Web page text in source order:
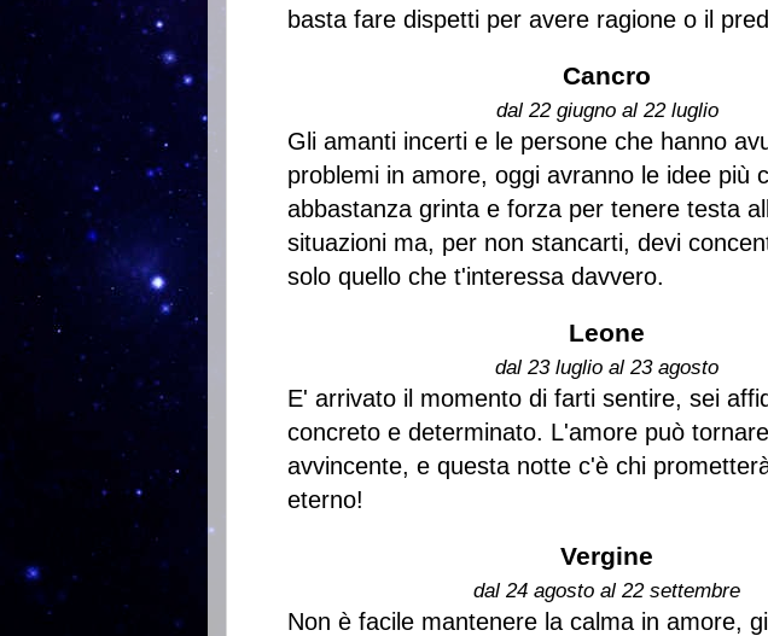
basta fare dispetti per avere ragione o il
Cancro
dal 22 giugno al 22 luglio
Gli amanti incerti e le persone che hanno
problemi in amore, oggi avranno le idee più
abbastanza grinta e forza per tenere testa
situazioni ma, per non stancarti, devi
solo quello che t'interessa davvero.
Leone
dal 23 luglio al 23 agosto
E' arrivato il momento di farti sentire, sei
concreto e determinato. L'amore può
avvincente, e questa notte c'è chi
eterno!
Vergine
dal 24 agosto al 22 settembre
Non è facile mantenere la calma in amore,